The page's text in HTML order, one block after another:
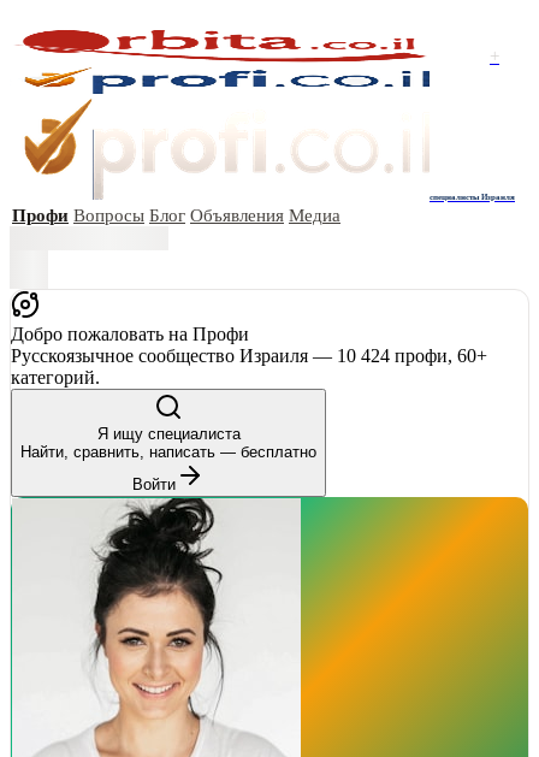
+
специалисты Израиля
Профи Вопросы Блог Объявления Медиа
Добро пожаловать на Профи
Русскоязычное сообщество Израиля — 10 424 профи, 60+
категорий.
Я ищу специалиста
Найти, сравнить, написать — бесплатно
Войти